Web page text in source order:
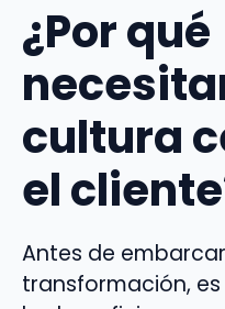
¿Por qué
cultura
el
Antes de
transformación,